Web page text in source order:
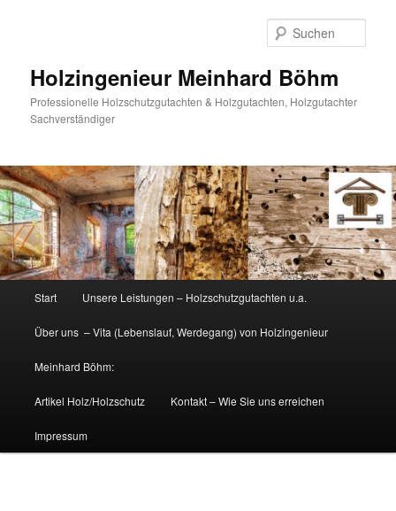
Holzingenieur Meinhard Böhm
Professionelle Holzschutzgutachten & Holzgutachten, Holzgutachter
Sachverständiger
Start Unsere Leistungen – Holzschutzgutachten u.a.
Über uns – Vita (Lebenslauf, Werdegang) von Holzingenieur
Meinhard Böhm:
Artikel Holz/Holzschutz Kontakt – Wie Sie uns erreichen
Impressum